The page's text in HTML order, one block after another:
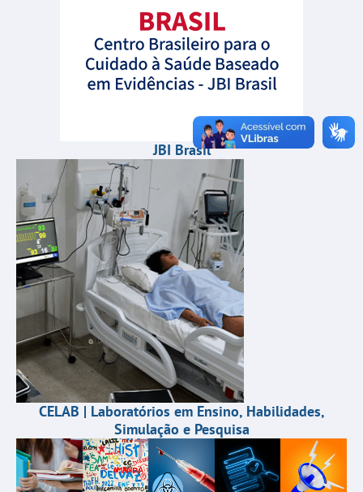
JBI Brasil
CELAB | Laboratórios em Ensino, Habilidades,
Simulação e Pesquisa